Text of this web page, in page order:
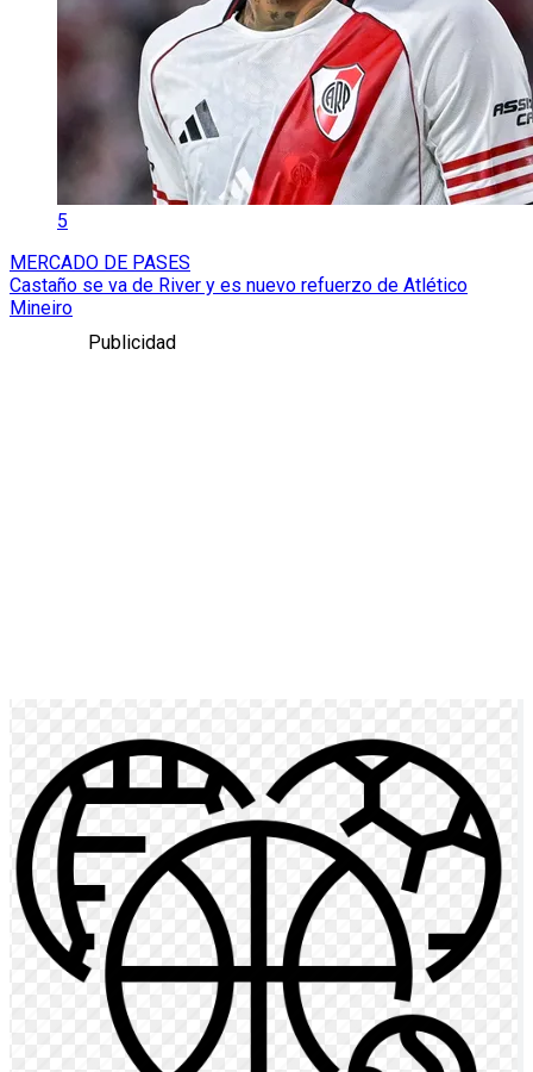
5
MERCADO DE PASES
Castaño se va de River y es nuevo refuerzo de Atlético
Mineiro
Publicidad